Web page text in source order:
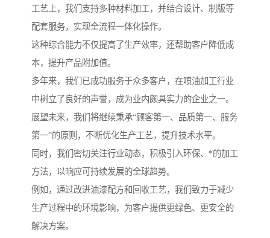
工艺上，我们支持多种材料加工，并结合设计、制版等
配套服务，实现全流程一体化操作。
这种综合能力不仅提高了生产效率，还帮助客户降低成
本，提升产品附加值。
多年来，我们已成功服务于众多客户，在喷油加工行业
中树立了良好的声誉，成为业内颇具实力的企业之一。
展望未来，我们将继续秉承“顾客第一、品质第一、服务
第一”的原则，不断优化生产工艺，提升技术水平。
同时，我们密切关注行业动态，积极引入环保、*的加工
方法，以响应可持续发展的全球趋势。
例如，通过改进油漆配方和回收工艺，我们致力于减少
生产过程中的环境影响，为客户提供更绿色、更安全的
解决方案。